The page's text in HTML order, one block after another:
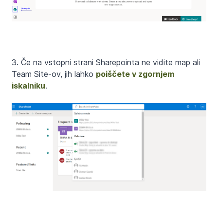
3. Če na vstopni strani Sharepointa ne vidite map ali
Team Site-ov, jih lahko poiščete v zgornjem
iskalniku.